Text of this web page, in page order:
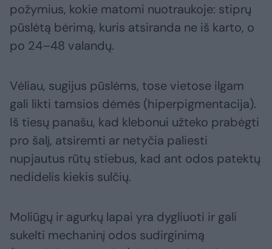
požymius, kokie matomi nuotraukoje: stiprų
pūslėtą bėrimą, kuris atsiranda ne iš karto, o
po 24–48 valandų.
Vėliau, sugijus pūslėms, tose vietose ilgam
gali likti tamsios dėmės (hiperpigmentacija).
Iš tiesų panašu, kad klebonui užteko prabėgti
pro šalį, atsiremti ar netyčia paliesti
nupjautus rūtų stiebus, kad ant odos patektų
nedidelis kiekis sulčių.
Moliūgų ir agurkų lapai yra dygliuoti ir gali
sukelti mechaninį odos sudirginimą